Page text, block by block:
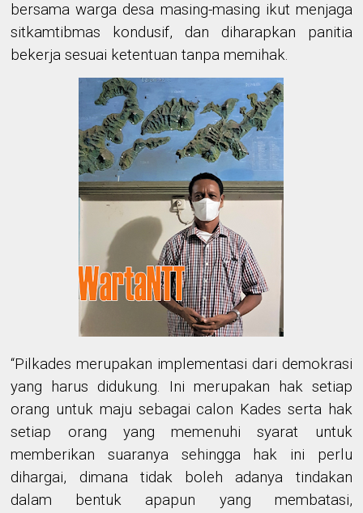
bersama warga desa masing-masing ikut menjaga
sitkamtibmas kondusif, dan diharapkan panitia
bekerja sesuai ketentuan tanpa memihak.
“Pilkades merupakan implementasi dari demokrasi
yang harus didukung. Ini merupakan hak setiap
orang untuk maju sebagai calon Kades serta hak
setiap orang yang memenuhi syarat untuk
memberikan suaranya sehingga hak ini perlu
dihargai, dimana tidak boleh adanya tindakan
dalam bentuk apapun yang membatasi,